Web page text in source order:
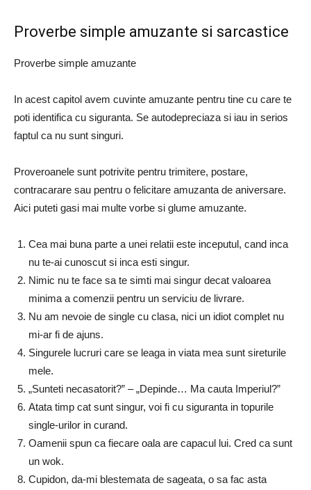
Proverbe simple amuzante si sarcastice
Proverbe simple amuzante
In acest capitol avem cuvinte amuzante pentru tine cu care te
poti identifica cu siguranta. Se autodepreciaza si iau in serios
faptul ca nu sunt singuri.
Proveroanele sunt potrivite pentru trimitere, postare,
contracarare sau pentru o felicitare amuzanta de aniversare.
Aici puteti gasi mai multe vorbe si glume amuzante.
Cea mai buna parte a unei relatii este inceputul, cand inca
nu te-ai cunoscut si inca esti singur.
Nimic nu te face sa te simti mai singur decat valoarea
minima a comenzii pentru un serviciu de livrare.
Nu am nevoie de single cu clasa, nici un idiot complet nu
mi-ar fi de ajuns.
Singurele lucruri care se leaga in viata mea sunt sireturile
mele.
„Sunteti necasatorit?” – „Depinde… Ma cauta Imperiul?”
Atata timp cat sunt singur, voi fi cu siguranta in topurile
single-urilor in curand.
Oamenii spun ca fiecare oala are capacul lui. Cred ca sunt
un wok.
Cupidon, da-mi blestemata de sageata, o sa fac asta